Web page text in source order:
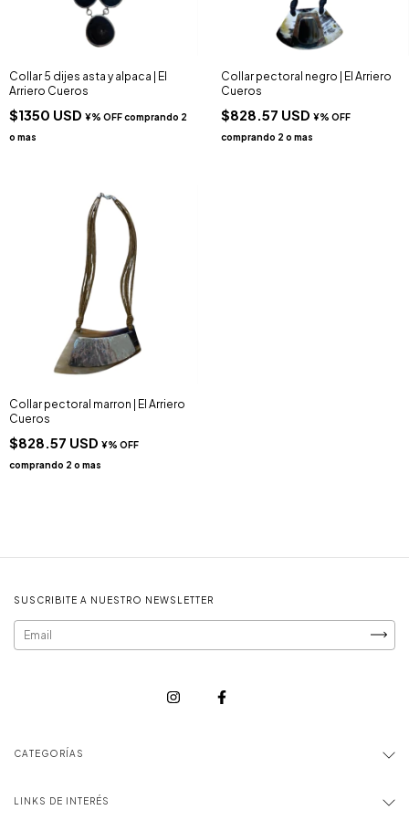
Collar 5 dijes asta y alpaca | El
Arriero Cueros
$1350 USD
Collar pectoral negro | El Arriero
Cueros
$828.57 USD
Collar pectoral marron | El Arriero
Cueros
$828.57 USD
SUSCRIBITE A NUESTRO NEWSLETTER
CATEGORÍAS
LINKS DE INTERÉS